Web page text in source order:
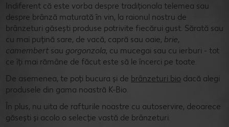
Indiferent că este vorba despre tradiționala telemea sau
despre brânză maturată în vin, la raionul nostru de
brânzeturi găsești produse potrivite fiecărui gust. Sărată sau
cu mai puțină sare, de vacă, capră sau oaie, brie,
camembert sau gorgonzola, cu mucegai sau cu ierburi - tot
ce îți mai rămâne de făcut este să le încerci pe toate.
De asemenea, te poți bucura și de brânzeturi bio dacă alegi
produsele din gama noastră K-Bio.
În plus, nu uita de rafturile noastre cu autoservire, deoarece
găsești și acolo o selecție vastă de brânzeturi.